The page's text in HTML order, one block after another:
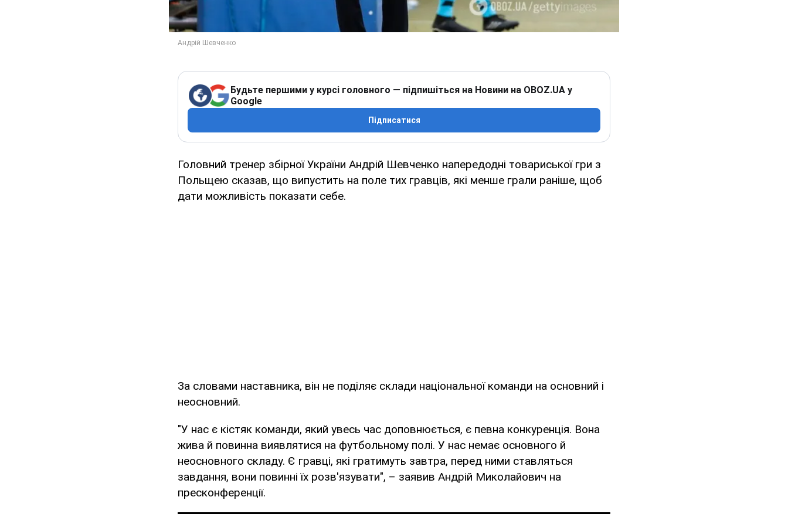
Будьте першими у курсі головного — підпишіться на Новини на OBOZ.UA у
Google
Підписатися
Головний тренер збірної України Андрій Шевченко напередодні товариської гри з
Польщею сказав, що випустить на поле тих гравців, які менше грали раніше, щоб
дати можливість показати себе.
За словами наставника, він не поділяє склади національної команди на основний і
неосновний.
"У нас є кістяк команди, який увесь час доповнюється, є певна конкуренція. Вона
жива й повинна виявлятися на футбольному полі. У нас немає основного й
неосновного складу. Є гравці, які гратимуть завтра, перед ними ставляться
завдання, вони повинні їх розв'язувати", – заявив Андрій Миколайович на
пресконференції.